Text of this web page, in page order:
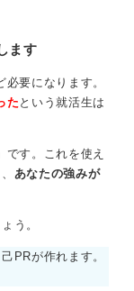
面接もおす
応募書類に書
わけではあり
ることで好印
さんの雰囲気
活用した練
ます
要になります。
た という就活生は
です。これを使え
あなたの強みが
う。
PRが作れます。